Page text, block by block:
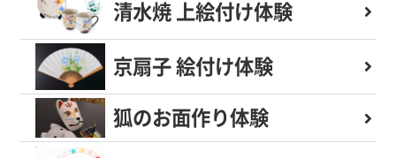
清水焼 上絵付け体験
京扇子 絵付け体験
狐のお面作り体験